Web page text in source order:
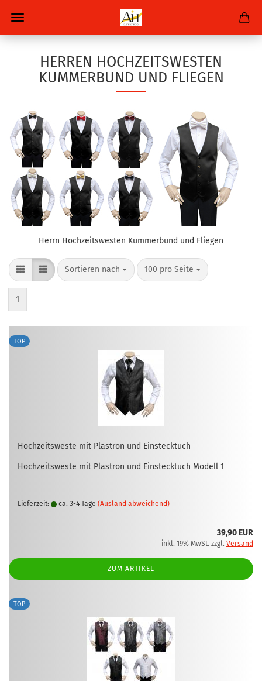
HERREN HOCHZEITSWESTEN
KUMMERBUND UND FLIEGEN
Herrn Hochzeitswesten Kummerbund und Fliegen
Sortieren nach
Sortieren nach 100 pro Seite
pro Seite
1
TOP
Hoch­zeits­wes­te mit Plas­tron und Ein­steck­tuch
Hoch­zeits­wes­te mit Plas­tron und Ein­steck­tuch Mo­dell 1
Lieferzeit: ca. 3-4 Tage (Ausland abweichend)
39,90 EUR
inkl. 19% MwSt. zzgl. Versand
ZUM ARTIKEL
TOP